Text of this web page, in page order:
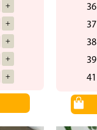
+
+
+
+
+
36
37
38
39
41